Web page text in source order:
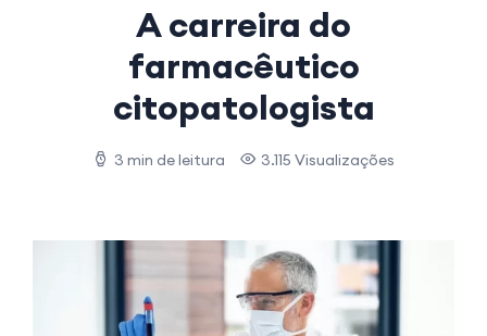
A carreira do
farmacêutico
citopatologista
3 min de leitura 3.115 Visualizações